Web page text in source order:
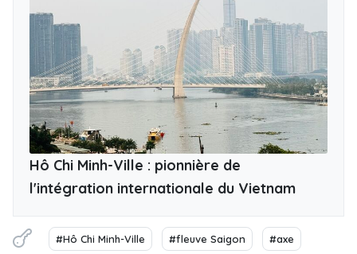
Hô Chi Minh-Ville : pionnière de
l'intégration internationale du Vietnam
#Hô Chi Minh-Ville #fleuve Saigon #axe